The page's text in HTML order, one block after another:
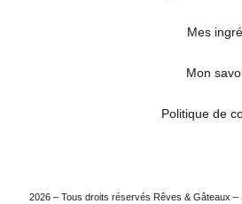
Mes
Mon
Politique de
2026 – Tous droits réservés Rêves & Gâteaux –